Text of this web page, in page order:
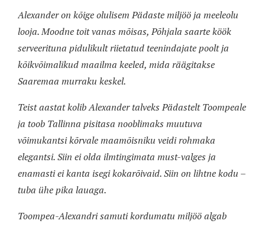
Alexander on kõige olulisem Pädaste miljöö ja meeleolu
looja. Moodne toit vanas mõisas, Põhjala saarte köök
serveerituna pidulikult riietatud teenindajate poolt ja
kõikvõimalikud maailma keeled, mida räägitakse
Saaremaa murraku keskel.
Teist aastat kolib Alexander talveks Pädastelt Toompeale
ja toob Tallinna pisitasa nooblimaks muutuva
võimukantsi kõrvale maamõisniku veidi rohmaka
elegantsi. Siin ei olda ilmtingimata must-valges ja
enamasti ei kanta isegi kokarõivaid. Siin on lihtne kodu –
tuba ühe pika lauaga.
Toompea-Alexandri samuti kordumatu miljöö algab